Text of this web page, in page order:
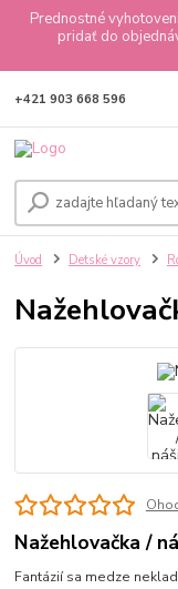
Prednostné
pridať do
+421 903 668 596
Úvod Detské vzory
Nažehlovačka /
Fantázií sa medze